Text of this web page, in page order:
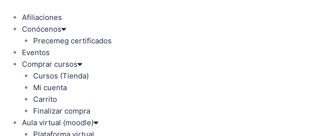
contenido
Afiliaciones
Conócenos
Precemeg certificados
Eventos
Comprar cursos
Cursos (Tienda)
Mi cuenta
Carrito
Finalizar compra
Aula virtual (moodle)